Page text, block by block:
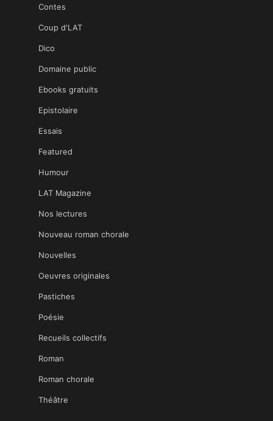
Contes
Coup d'LAT
Dico
Domaine public
Ebooks gratuits
Epistolaire
Essais
Featured
Humour
LAT Magazine
Nos lectures
Nouveau roman chorale
Nouvelles
Oeuvres originales
Pastiches
Poésie
Recueils collectifs
Roman
Roman chorale
Théâtre